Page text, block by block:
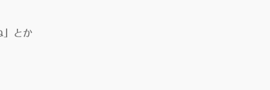
」とか